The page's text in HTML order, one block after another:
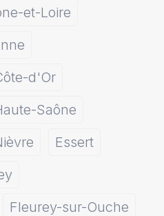
et-Loire
d'Or
Saône
Essert
Fleurey-sur-Ouche